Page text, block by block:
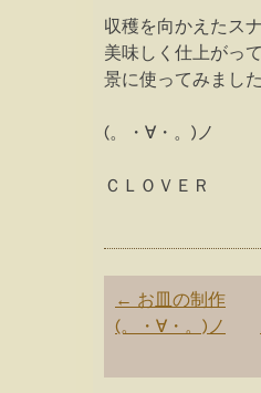
収穫を向かえたス
美味しく仕上がっ
景に使ってみました
(。・∀・。)ノ
ＣＬＯＶＥＲ
Post
navigation
← お皿の制作
(。・∀・。)ノ